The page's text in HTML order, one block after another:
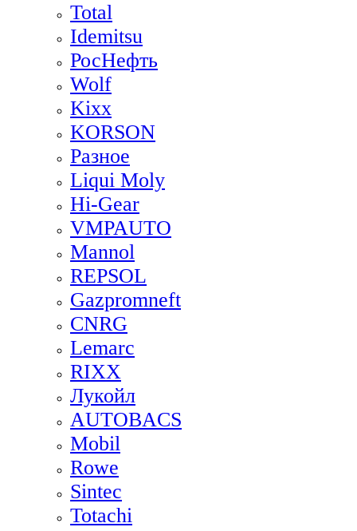
Total
Idemitsu
РосНефть
Wolf
Kixx
KORSON
Разное
Liqui Moly
Hi-Gear
VMPAUTO
Mannol
REPSOL
Gazpromneft
CNRG
Lemarc
RIXX
Лукойл
AUTOBACS
Mobil
Rowe
Sintec
Totachi